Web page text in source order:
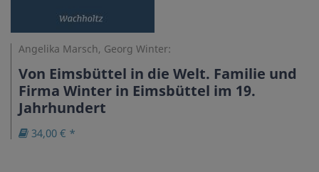
Angelika Marsch, Georg Winter:
Von Eimsbüttel in die Welt. Familie und
Firma Winter in Eimsbüttel im 19.
Jahrhundert
34,00 € *